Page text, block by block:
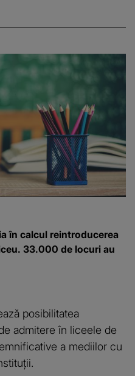
în calcul reintroducerea
33.000 de locuri au
posibilitatea
admitere în liceele de
a mediilor cu